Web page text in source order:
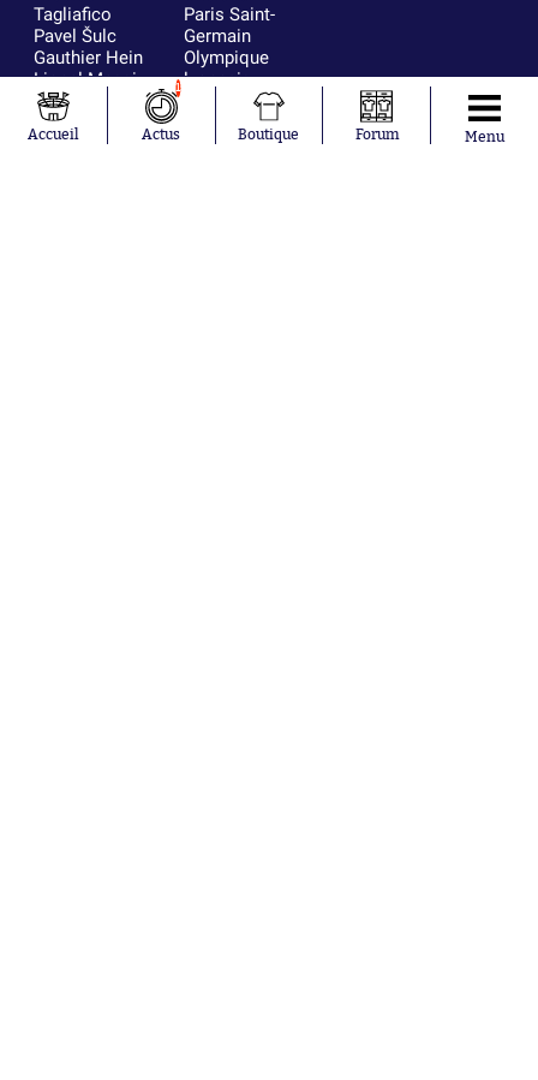
Tagliafico
Pavel Šulc
Gauthier Hein
Lionel Messi
Gonzalo
García Torres
Gio Reyna
Paris Saint-
Germain
Olympique
lyonnais
AC Milan
RC Strasbourg
RC Lens
Accueil
1
Actus Boutique Forum Menu